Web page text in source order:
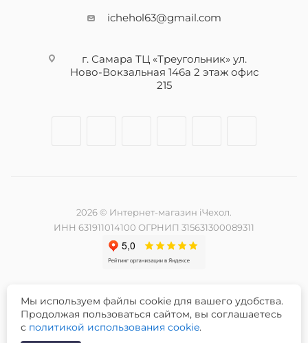
ichehol63@gmail.com
г. Самара ТЦ «Треугольник» ул.
Ново-Вокзальная 146а 2 этаж офис
215
2026 © Интернет-магазин iЧехол.
ИНН 631911014100 ОГРНИП 315631300089311
Разработка и продвижение сайта -
Мы используем файлы cookie для вашего удобства.
Продолжая пользоваться сайтом, вы соглашаетесь
с политикой использования cookie.